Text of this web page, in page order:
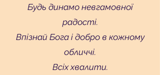
Будь динамо невгамовної
радості.
Впізнай Бога і добро в кожному
обличчі.
Всіх хвалити.